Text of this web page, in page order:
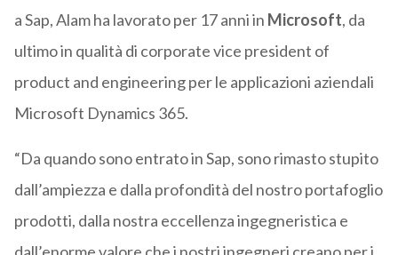
a Sap, Alam ha lavorato per 17 anni in Microsoft, da
ultimo in qualità di corporate vice president of
product and engineering per le applicazioni aziendali
Microsoft Dynamics 365.
“Da quando sono entrato in Sap, sono rimasto stupito
dall’ampiezza e dalla profondità del nostro portafoglio
prodotti, dalla nostra eccellenza ingegneristica e